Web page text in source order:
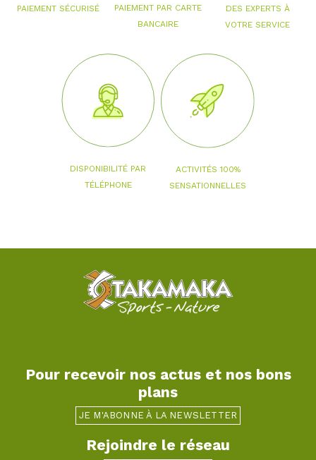
PAIEMENT SÉCURISÉ
PAIEMENT PAR CARTE
BANCAIRE
DES EXPERTS À
VOTRE SERVICE
DISPONIBILITÉ PAR
TÉLÉPHONE
ACTIVITÉS 100%
SENSATIONNELLES
Pour recevoir nos actus et nos bons
plans
JE M'ABONNE À LA NEWSLETTER
Rejoindre le réseau